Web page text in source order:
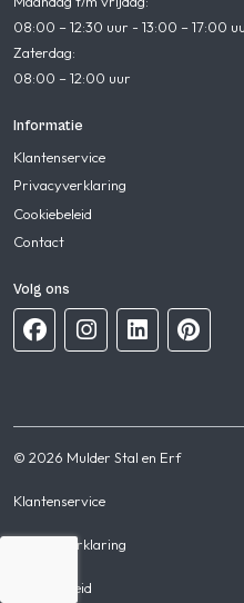
08:00 – 12:30 uur - 13:00 – 17:00
Zaterdag:
08:00 – 12:00 uur
Informatie
Klantenservice
Privacyverklaring
Cookiebeleid
Contact
Volg ons
© 2026 Mulder Stal en Erf
Klantenservice
Privacyverklaring
Cookiebeleid